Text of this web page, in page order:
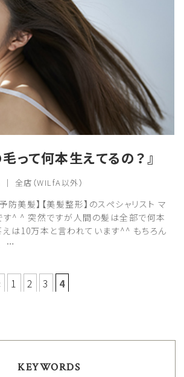
って何本生えてるの？』
全店（WILfA以外）
予防美髪】【美髪整形】のスペシャリスト マ
す^ ^ 突然ですが人間の髪は全部で何本
えは10万本と言われています^^ もちろん
…
1 2 3 4
KEYWORDS